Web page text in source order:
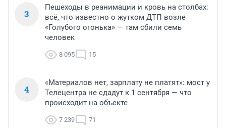
3
Пешеходы в реанимации и кровь на столбах:
всё, что известно о жутком ДТП возле
«Голубого огонька» — там сбили семь
человек
8 095 15
4
«Материалов нет, зарплату не платят»: мост у
Телецентра не сдадут к 1 сентября — что
происходит на объекте
7 239 71